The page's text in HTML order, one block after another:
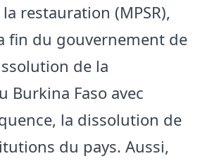
restauration (MPSR),
fin du gouvernement de
de la
Burkina Faso avec
la dissolution de
du pays. Aussi,